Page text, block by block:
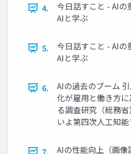
4.
今日話すこと - AIの
AIと学ぶ
5.
今日話すこと - AIの
AIと学ぶ
6.
AIの過去のブーム
化が雇用と働き方
る調査研究（総務
いよ第四次人工知能
AIの性能向上（画